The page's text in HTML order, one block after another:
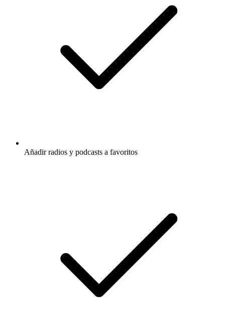
Añadir radios y podcasts a favoritos